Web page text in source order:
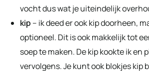
vocht dus wat je uiteindelijk
kip – ik deed er ook kip doorheen,
optioneel. Dit is ook makkelijk tot
soep te maken. De kip kookte ik en
vervolgens. Je kunt ook blokjes kip